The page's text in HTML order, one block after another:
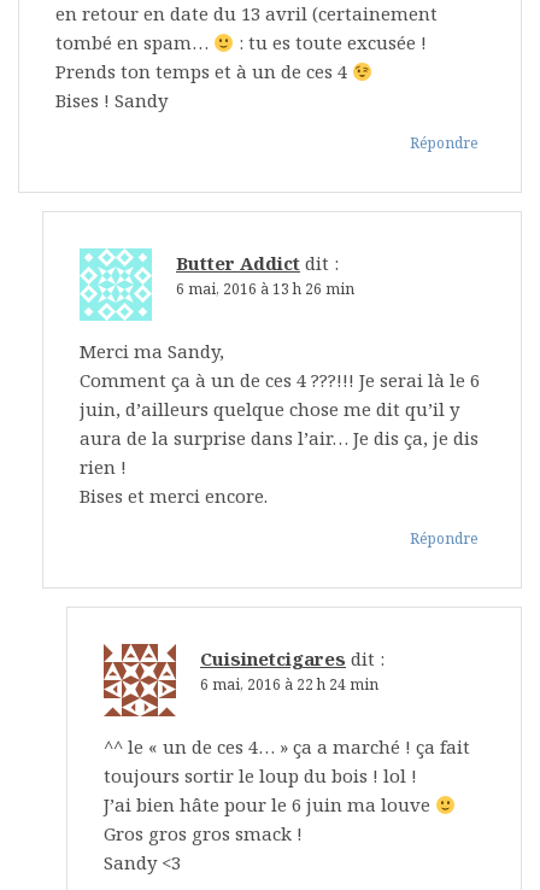
en retour en date du 13 avril (certainement
tombé en spam…
: tu es toute excusée !
Prends ton temps et à un de ces 4
Bises ! Sandy
Répondre
Butter Addict dit :
6 mai, 2016 à 13 h 26 min
Merci ma Sandy,
Comment ça à un de ces 4 ???!!! Je serai là le 6
juin, d’ailleurs quelque chose me dit qu’il y
aura de la surprise dans l’air… Je dis ça, je dis
rien !
Bises et merci encore.
Répondre
Cuisinetcigares dit :
6 mai, 2016 à 22 h 24 min
^^ le « un de ces 4… » ça a marché ! ça fait
toujours sortir le loup du bois ! lol !
J’ai bien hâte pour le 6 juin ma louve
Gros gros gros smack !
Sandy <3